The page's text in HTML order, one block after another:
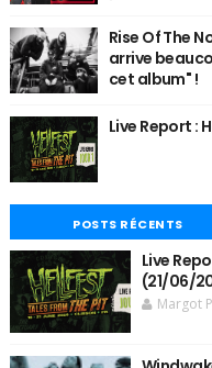
Rise Of The
arrive
cet album" !
Live Report :
POSTS RÉCENTS
Live
(21/06/
Margot